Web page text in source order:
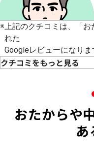
※上記のクチコミは、「
れた
Googleレビューになりま
クチコミをもっと見る
おたからや
あ